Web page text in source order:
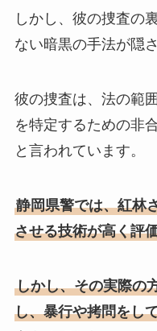
しかし、彼の捜査の
ない暗黒の手法が隠
彼の捜査は、法の範
を特定するための非
と言われています。
静岡県警では、紅林
させる技術が高く評
しかし、その実際の
し、暴行や拷問をし